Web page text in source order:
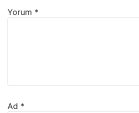
Yorum *
Ad *